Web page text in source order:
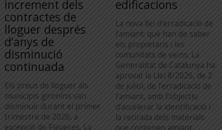
increment dels
contractes de
lloguer després
d’anys de
disminució
continuada
Els preus de lloguer als
municipis gironins van
disminuir durant el primer
trimestre de 2026, a
excepció de Figueres. La
edificacions
La nova llei d’erradicació de
l’amiant: què han de saber
els propietaris i les
comunitats de veïns. La
Generalitat de Catalunya ha
aprovat la Llei 8/2026, de 2
de juliol, de l’erradicació de
l’amiant, amb l’objectiu
d’accelerar la identificació i
la retirada dels materials
que contenen amiant,